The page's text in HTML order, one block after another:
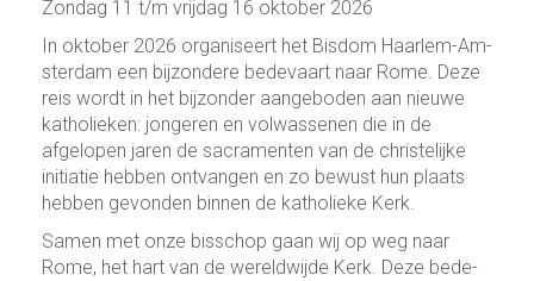
Zondag 11 t/m vrijdag 16 oktober 2026
In ok­to­ber 2026 or­ga­ni­seert het Bisdom Haar­lem-Am­
ster­dam een bij­zon­dere bede­vaart naar Rome. Deze
reis wordt in het bij­zon­der aan­ge­bo­den aan nieuwe
katho­lieken: jon­ge­ren en vol­was­se­nen die in de
afgelopen jaren de sacra­menten van de chris­te­lijke
initiatie hebben ont­van­gen en zo bewust hun plaats
hebben gevon­den binnen de katho­lieke Kerk.
Samen met onze bis­schop gaan wij op weg naar
Rome, het hart van de we­reld­wijde Kerk. Deze bede­